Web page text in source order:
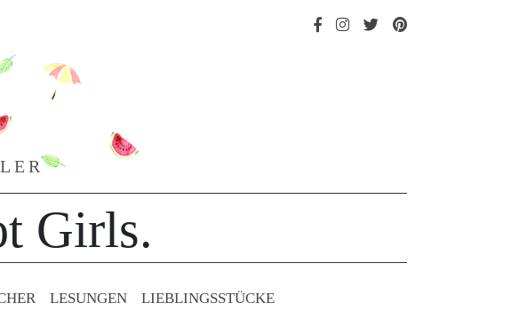
Girls.
LESUNGEN LIEBLINGS­STÜCKE